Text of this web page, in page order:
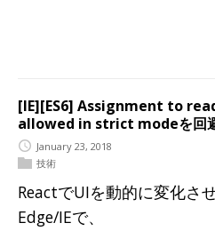
[IE][ES6] Assignment to
allowed in strict modeを回
January 23, 2018
技術
ReactでUIを動的に変化さ
Edge/IEで、